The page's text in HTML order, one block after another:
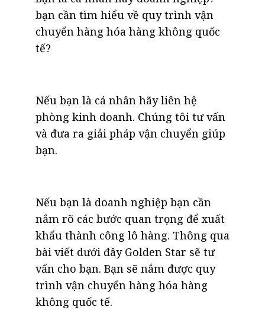
bạn cần tìm hiểu về quy trình vận
chuyển hàng hóa hàng không quốc
tế?
Nếu bạn là cá nhân hãy liên hệ
phòng kinh doanh. Chúng tôi tư vấn
và đưa ra giải pháp vận chuyển giúp
bạn.
Nếu bạn là doanh nghiệp bạn cần
nắm rõ các bước quan trọng để xuất
khẩu thành công lô hàng. Thông qua
bài viết dưới đây Golden Star sẽ tư
vấn cho bạn. Bạn sẽ nắm được quy
trình vận chuyển hàng hóa hàng
không quốc tế.